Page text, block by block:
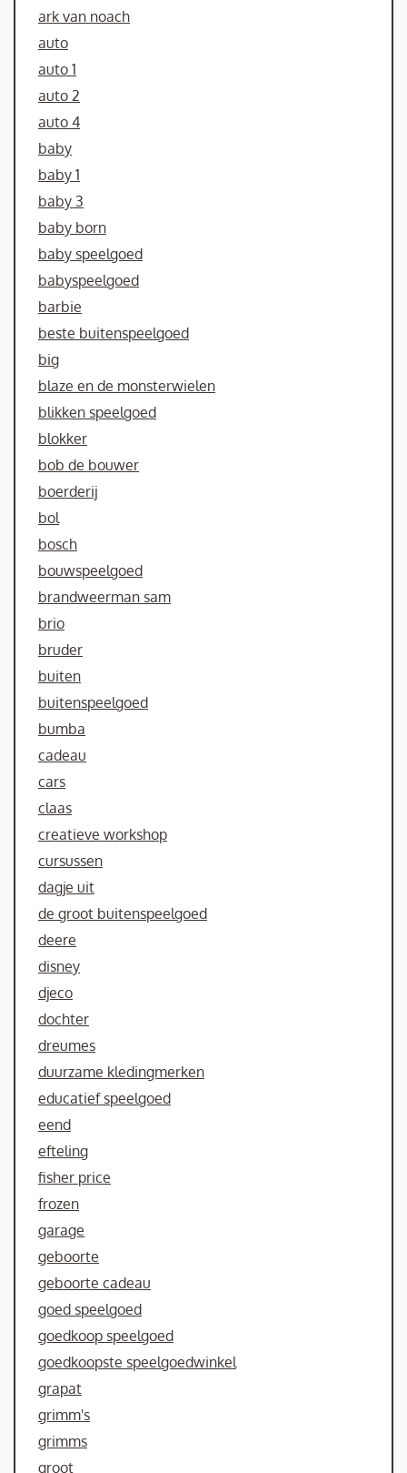
ark van noach
auto
auto 1
auto 2
auto 4
baby
baby 1
baby 3
baby born
baby speelgoed
babyspeelgoed
barbie
beste buitenspeelgoed
big
blaze en de monsterwielen
blikken speelgoed
blokker
bob de bouwer
boerderij
bol
bosch
bouwspeelgoed
brandweerman sam
brio
bruder
buiten
buitenspeelgoed
bumba
cadeau
cars
claas
creatieve workshop
cursussen
dagje uit
de groot buitenspeelgoed
deere
disney
djeco
dochter
dreumes
duurzame kledingmerken
educatief speelgoed
eend
efteling
fisher price
frozen
garage
geboorte
geboorte cadeau
goed speelgoed
goedkoop speelgoed
goedkoopste speelgoedwinkel
grapat
grimm's
grimms
groot